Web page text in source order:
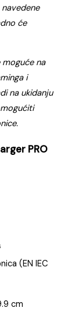
će
na
i
na ukidanju
PRO
(EN IEC
cm